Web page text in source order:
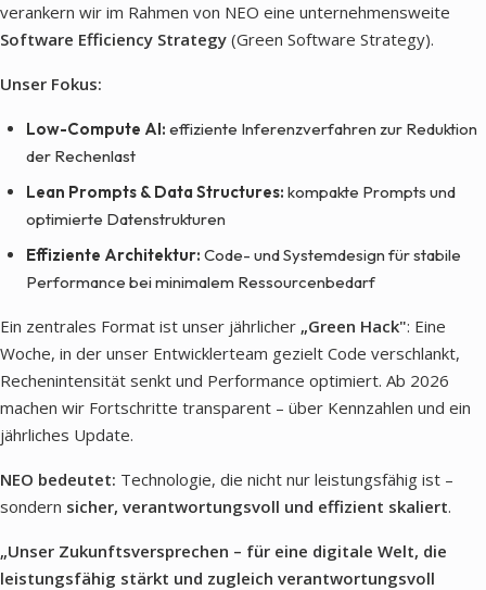
verankern wir im Rahmen von NEO eine unternehmensweite
Software Efficiency Strategy (Green Software Strategy).
Unser Fokus:
Low-Compute AI: effiziente Inferenzverfahren zur Reduktion
der Rechenlast
Lean Prompts & Data Structures: kompakte Prompts und
optimierte Datenstrukturen
Effiziente Architektur: Code- und Systemdesign für stabile
Performance bei minimalem Ressourcenbedarf
Ein zentrales Format ist unser jährlicher „Green Hack": Eine
Woche, in der unser Entwicklerteam gezielt Code verschlankt,
Rechenintensität senkt und Performance optimiert. Ab 2026
machen wir Fortschritte transparent – über Kennzahlen und ein
jährliches Update.
NEO bedeutet: Technologie, die nicht nur leistungsfähig ist –
sondern sicher, verantwortungsvoll und effizient skaliert.
„Unser Zukunftsversprechen – für eine digitale Welt, die
leistungsfähig stärkt und zugleich verantwortungsvoll